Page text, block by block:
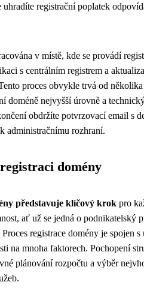
uhradíte registrační poplatek
v místě, kde se provádí
s centrálním registrem a
proces obvykle trvá od
doméně nejvyšší úrovně a
obdržíte potvrzovací email s
administračnímu rozhraní.
domény
představuje klíčový krok pro
ať už se jedná o podnikatelský
registrace domény je spojen
na mnoha faktorech. Pochopení
plánování rozpočtu a výběr